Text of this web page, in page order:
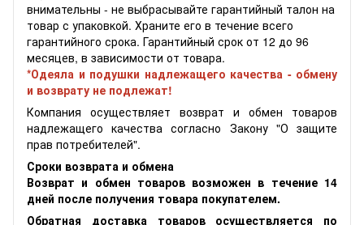
внимательны - не выбрасывайте гарантийный талон на
товар с упаковкой. Храните его в течение всего
гарантийного срока. Гарантийный срок от 12 до 96
месяцев, в зависимости от товара.
*Одеяла и подушки надлежащего качества - обмену
и возврату не подлежат!
Компания осуществляет возврат и обмен товаров
надлежащего качества согласно Закону "О защите
прав потребителей".
Сроки возврата и обмена
Возврат и обмен товаров возможен в течение 14
дней после получения товара покупателем.
Обратная доставка товаров осуществляется по